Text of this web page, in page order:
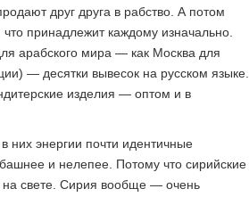
друг друга в рабство. А потом
принадлежит каждому изначально.
арабского мира — как Москва для
— десятки вывесок на русском языке.
изделия — оптом и в
них энергии почти идентичные
и нелепее. Потому что сирийские
свете. Сирия вообще — очень